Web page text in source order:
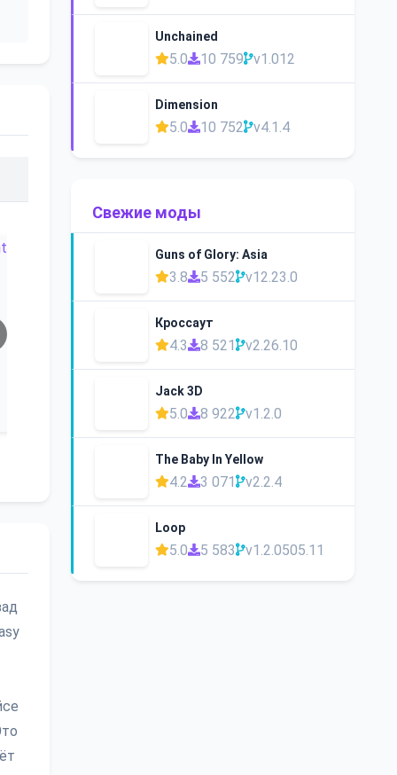
Unchained
5.0 10 759 v1.012
Dimension
5.0 10 752 v4.1.4
Свежие моды
Guns of Glory: Asia
3.8 5 552 v12.23.0
Кроссаут
4.3 8 521 v2.26.10
Jack 3D
5.0 8 922 v1.2.0
The Baby In Yellow
4.2 3 071 v2.2.4
Loop
5.0 5 583 v1.2.0505.11